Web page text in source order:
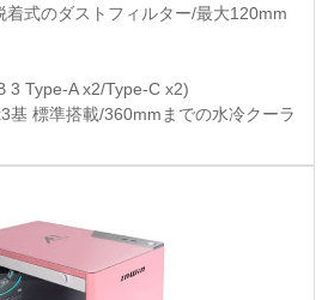
着式のダストフィルター/最大120mm
3 Type-A x2/Type-C x2)
基 標準搭載/360mmまでの水冷クーラ